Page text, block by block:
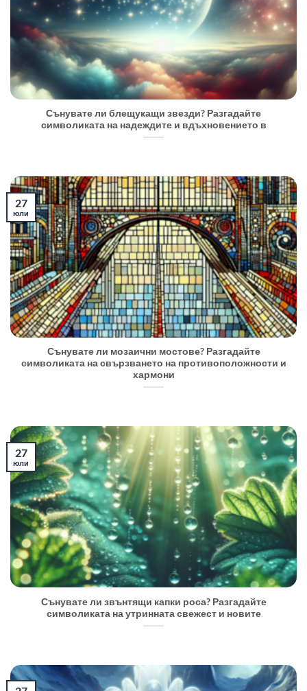
Сънувате ли блещукащи звезди? Разгадайте
символиката на надеждите и вдъхновението в
Сънувате ли мозаични мостове? Разгадайте
символиката на свързването на противоположности и
хармони
27
юли
Сънувате ли звънтящи капки роса? Разгадайте
символиката на утринната свежест и новите
27
юли